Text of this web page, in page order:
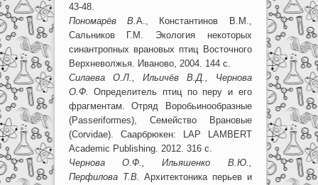
43-48.
Пономарёв В.А., Константинов В.М.,
Сальников Г.М. Экология некоторых
синантропных врановых птиц Восточного
Верхневолжья. Иваново, 2004. 144 с.
Силаева О.Л., Ильичёв В.Д., Чернова
О.Ф.
Определитель птиц по перу и его
фрагментам. Отряд Воробьинообразные
(Passeriformes), Семейство Врановые
(Corvidae). Саарбрюкен: LAP LAMBERT
Academic Publishing. 2012. 316 с.
Чернова О.Ф., Ильяшенко В.Ю.,
Перфилова Т.В.
Архитектоника перьев и